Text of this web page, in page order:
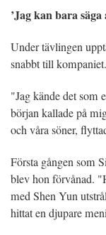
’Jag kan bara
Under tävlingen
snabbt till kompaniet.
"Jag kände det som
början kallade på
och våra söner,
Första gången som
blev hon förvånad.
med Shen Yun
hittat en djupare